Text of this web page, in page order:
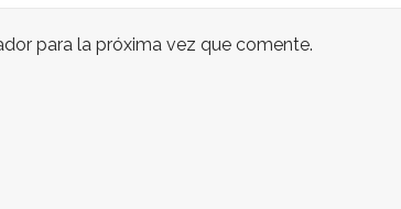
para la próxima vez que comente.